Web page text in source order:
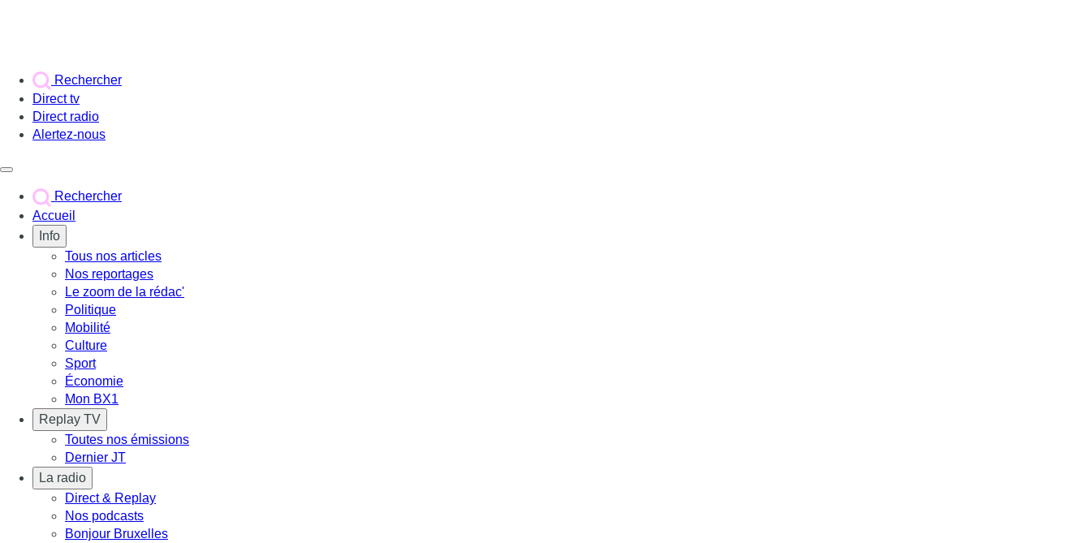
Rechercher
Direct tv
Direct radio
Alertez-nous
Rechercher
Accueil
Info
Tous nos articles
Nos reportages
Le zoom de la rédac'
Politique
Mobilité
Culture
Sport
Économie
Mon BX1
Replay TV
Toutes nos émissions
Dernier JT
La radio
Direct & Replay
Nos podcasts
Bonjour Bruxelles